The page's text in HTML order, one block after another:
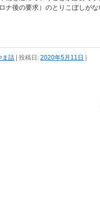
ナ後の要求）のとりこぼしがな
ま話 | 投稿日: 2020年5月11日